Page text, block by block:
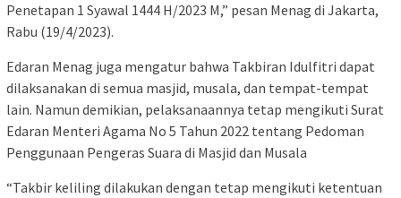
Penetapan 1 Syawal 1444 H/2023 M,” pesan Menag di Jakarta,
Rabu (19/4/2023).
Edaran Menag juga mengatur bahwa Takbiran Idulfitri dapat
dilaksanakan di semua masjid, musala, dan tempat-tempat
lain. Namun demikian, pelaksanaannya tetap mengikuti Surat
Edaran Menteri Agama No 5 Tahun 2022 tentang Pedoman
Penggunaan Pengeras Suara di Masjid dan Musala
“Takbir keliling dilakukan dengan tetap mengikuti ketentuan